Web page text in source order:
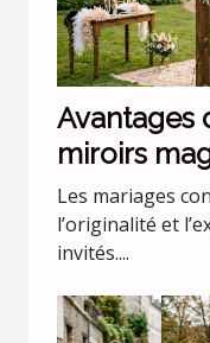
Avantages
miroirs
mariages
Les mariages
l’originalité et
invités....